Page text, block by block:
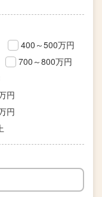
400～500万円
700～800万円
円
円